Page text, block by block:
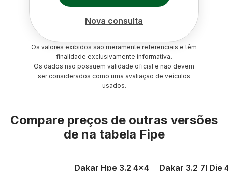
Nova consulta
Os valores exibidos são meramente referenciais e têm
finalidade exclusivamente informativa.
Os dados não possuem validade oficial e não devem
ser considerados como uma avaliação de veículos
usados.
Compare preços de outras versões
de na tabela Fipe
Dakar Hpe 3.2 4x4
Dakar 3.2 7l Die